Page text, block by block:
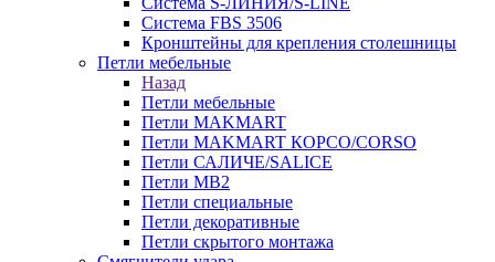
Система FBS 3506
Кронштейны для крепления столешницы
Петли мебельные
Назад
Петли мебельные
Петли MAKMART
Петли MAKMART КОРСО/CORSO
Петли САЛИЧЕ/SALICE
Петли MB2
Петли специальные
Петли декоративные
Петли скрытого монтажа